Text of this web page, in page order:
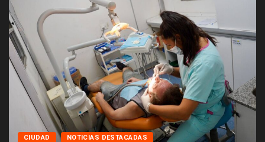
CIUDAD NOTICIAS DESTACADAS